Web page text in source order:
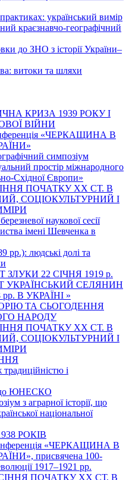
український вимір
краєзнавчо-географічний
до ЗНО з історії України–
витоки та шляхи
КРИЗА 1939 РОКУ І
ВІЙНИ
«ЧЕРКАЩИНА В
симпозіум
простір міжнародного
Східної Європи»
ПОЧАТКУ ХХ СТ. В
СОЦІОКУЛЬТУРНИЙ І
наукової сесії
імені Шевченка в
рр.): людські долі та
22 СІЧНЯ 1919 р.
УКРАЇНСЬКИЙ СЕЛЯНИН
В УКРАЇНІ »
ТА СЬОГОДЕННЯ
НАРОДУ
ПОЧАТКУ ХХ СТ. В
СОЦІОКУЛЬТУРНИЙ І
і
до ЮНЕСКО
з аграрної історії, що
національної
РОКІВ
конференція «ЧЕРКАЩИНА В
присвячена 100-
1917–1921 рр.
ПОЧАТКУ ХХ СТ. В